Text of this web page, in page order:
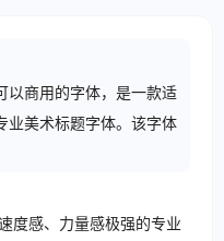
以商用的字体，是一款适
业美术标题字体。该字体
度感、力量感极强的专业